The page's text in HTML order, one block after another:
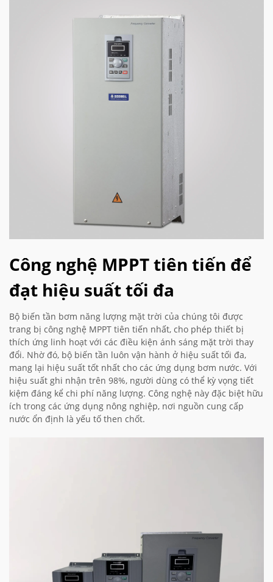
Công nghệ MPPT tiên tiến để
đạt hiệu suất tối đa
Bộ biến tần bơm năng lượng mặt trời của chúng tôi được
trang bị công nghệ MPPT tiên tiến nhất, cho phép thiết bị
thích ứng linh hoạt với các điều kiện ánh sáng mặt trời thay
đổi. Nhờ đó, bộ biến tần luôn vận hành ở hiệu suất tối đa,
mang lại hiệu suất tốt nhất cho các ứng dụng bơm nước. Với
hiệu suất ghi nhận trên 98%, người dùng có thể kỳ vọng tiết
kiệm đáng kể chi phí năng lượng. Công nghệ này đặc biệt hữu
ích trong các ứng dụng nông nghiệp, nơi nguồn cung cấp
nước ổn định là yếu tố then chốt.